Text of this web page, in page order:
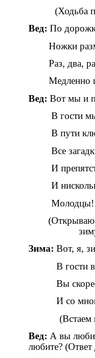
(Ходьба
Вед: По
Ножки
Раз, два,
Медленно
Вед: Вот мы и
В гости мы
В пути
Все загадки
И
И
Молодцы!
(Открываю
Зима: Вот, я,
В гости
Вы скорее в
И со мною
(Встаем
Вед: А вы
любите? (Ответ